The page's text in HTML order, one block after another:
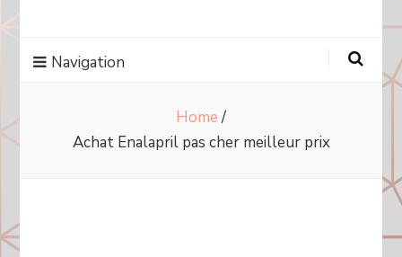
Navigation
Home /
Achat Enalapril pas cher meilleur prix